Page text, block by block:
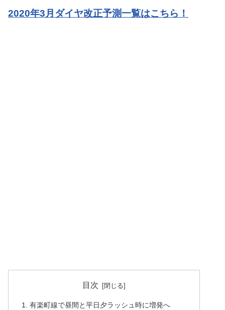
2020年3月ダイヤ改正予測一覧はこちら！
目次
1. 有楽町線で昼間と平日夕ラッシュ時に増発へ